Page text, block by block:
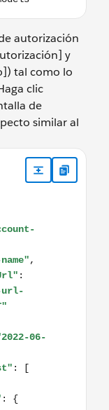
autorización
y
tal como lo
clic
de
similar al
"your-account-